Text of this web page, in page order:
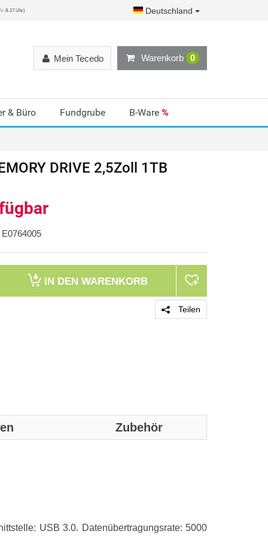
8-17 Uhr) Deutschland
Warenkorb 0
Mein Tecedo
& Büro Fundgrube B-Ware %
DRIVE 2,5Zoll 1TB
E0764005
IN DEN WARENKORB
Teilen
Zubehör
USB 3.0. Datenübertragungsrate: 5000